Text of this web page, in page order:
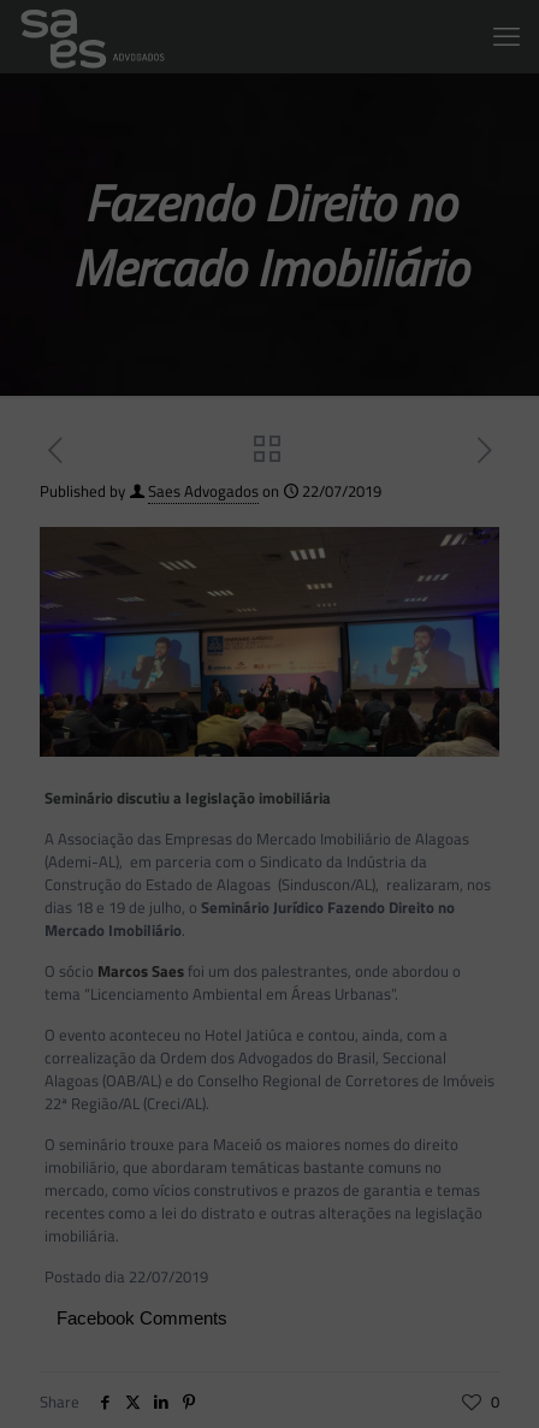
Fazendo Direito no
Mercado Imobiliário
Published by Saes Advogadoson 22/07/2019
Seminário discutiu a legislação imobiliária
A Associação das Empresas do Mercado Imobiliário de Alagoas
(Ademi-AL), em parceria com o Sindicato da Indústria da
Construção do Estado de Alagoas (Sinduscon/AL), realizaram, nos
dias 18 e 19 de julho, o Seminário Jurídico Fazendo Direito no
Mercado Imobiliário.
O sócio Marcos Saesfoi um dos palestrantes, onde abordou o
tema “Licenciamento Ambiental em Áreas Urbanas”.
O evento aconteceu no Hotel Jatiúca e contou, ainda, com a
correalização da Ordem dos Advogados do Brasil, Seccional
Alagoas (OAB/AL) e do Conselho Regional de Corretores de Imóveis
22ª Região/AL (Creci/AL).
O seminário trouxe para Maceió os maiores nomes do direito
imobiliário, que abordaram temáticas bastante comuns no
mercado, como vícios construtivos e prazos de garantia e temas
recentes como a lei do distrato e outras alterações na legislação
imobiliária.
Postado dia 22/07/2019
Facebook Comments
Share 0